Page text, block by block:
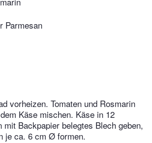
Parmesan
vorheizen. Tomaten und Rosmarin
Käse mischen. Käse in 12
mit Backpapier belegtes Blech geben,
je ca. 6 cm Ø formen.